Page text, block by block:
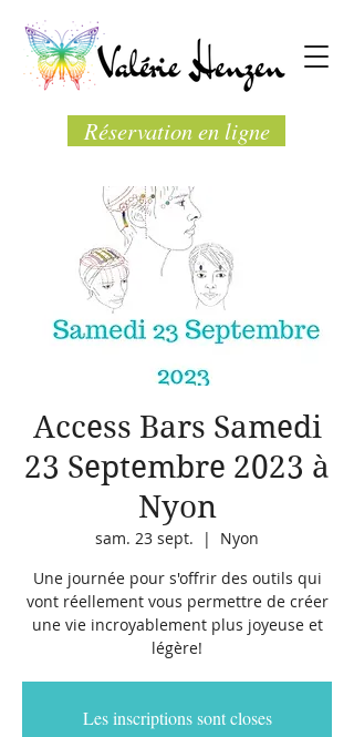
Réservation en ligne
Access Bars Samedi
23 Septembre 2023 à
Nyon
sam. 23 sept.
  |
Nyon
Une journée pour s'offrir des outils qui
vont réellement vous permettre de créer
une vie incroyablement plus joyeuse et
légère!
Les inscriptions sont closes